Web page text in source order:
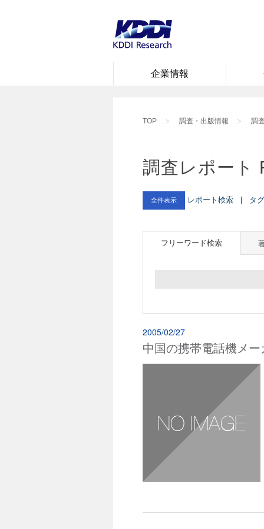
企業情報
TOP 調査・出版情報 調
調査レポート
全件表示 レポート検索 | タグ
フリーワード検索
2005/02/27
中国の携帯電話機メ